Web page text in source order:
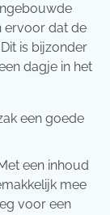
ervoor dat de
is bijzonder
dagje in het
een goede
een inhoud
mee
voor een